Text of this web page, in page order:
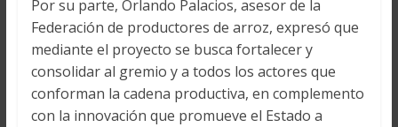
Por su parte, Orlando Palacios, asesor de la
Federación de productores de arroz, expresó que
mediante el proyecto se busca fortalecer y
consolidar al gremio y a todos los actores que
conforman la cadena productiva, en complemento
con la innovación que promueve el Estado a